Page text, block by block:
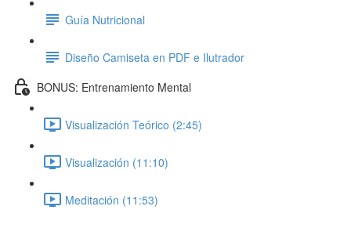
Guía Nutricional
Diseño Camiseta en PDF e Ilutrador
BONUS: Entrenamiento Mental
Visualización Teórico (2:45)
Visualización (11:10)
Meditación (11:53)